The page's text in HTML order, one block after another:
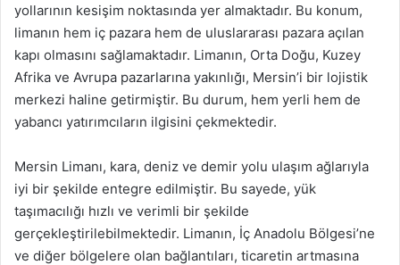
yollarının kesişim noktasında yer almaktadır. Bu konum,
limanın hem iç pazara hem de uluslararası pazara açılan
kapı olmasını sağlamaktadır. Limanın, Orta Doğu, Kuzey
Afrika ve Avrupa pazarlarına yakınlığı, Mersin’i bir lojistik
merkezi haline getirmiştir. Bu durum, hem yerli hem de
yabancı yatırımcıların ilgisini çekmektedir.
Mersin Limanı, kara, deniz ve demir yolu ulaşım ağlarıyla
iyi bir şekilde entegre edilmiştir. Bu sayede, yük
taşımacılığı hızlı ve verimli bir şekilde
gerçekleştirilebilmektedir. Limanın, İç Anadolu Bölgesi’ne
ve diğer bölgelere olan bağlantıları, ticaretin artmasına